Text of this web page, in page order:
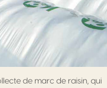
de marc de raisin, qui